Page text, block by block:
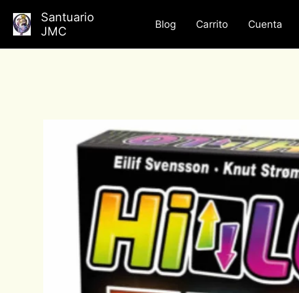
Santuario
JMC
Blog Carrito Cuenta